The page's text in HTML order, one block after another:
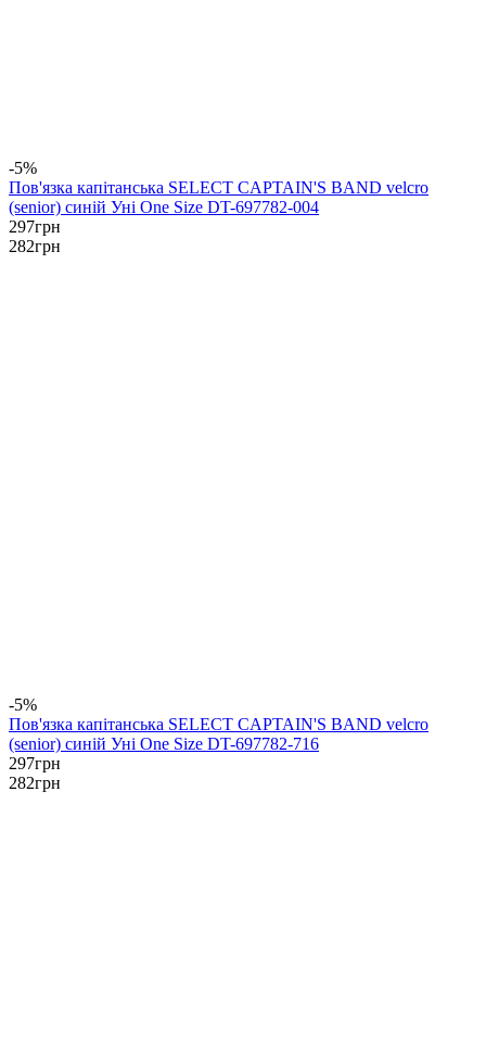
-5%
Пов'язка капітанська SELECT CAPTAIN'S BAND velcro
(senior) синій Уні One Size DT-697782-004
297грн
282грн
-5%
Пов'язка капітанська SELECT CAPTAIN'S BAND velcro
(senior) синій Уні One Size DT-697782-716
297грн
282грн